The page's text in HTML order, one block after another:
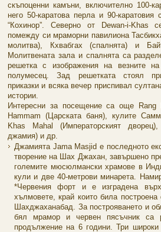
скъпоценни камъни, включително 100-
него 50-каратова перла и 90-каратовия
“Кохинор”. Северно от Dewan-i-Khas
помежду си мраморни павилиона
молитва), Кхвабгах (спалнята) и
Молитвената зала и спалнята са
решетка с изображения на везните
полумесец. Зад решетката стоял
приказки и всяка вечер приспивал
истории.
Интересни за посещение са още Rang
Hammam (Царската баня), кулите
Khas Mahal (Императорският
джамия) и др.
Джамията Jama Masjid е последното
творение на Шах Джахан, завършено
големите мюсюлмански храмове в
кули и две 40-метрови минарета.
*Червения форт и е изградена
хълмовете, край които била построена
Шахджаханабад. За построяването и
бял мрамор и червен пясъчник
продължение на 6 години. Три